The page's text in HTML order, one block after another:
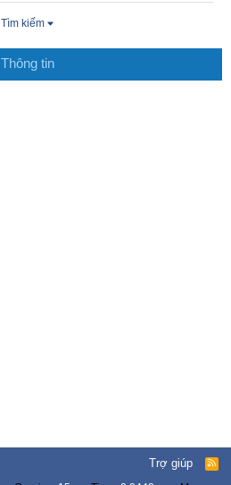
Tìm kiếm
Thông tin
Trợ giúp
R